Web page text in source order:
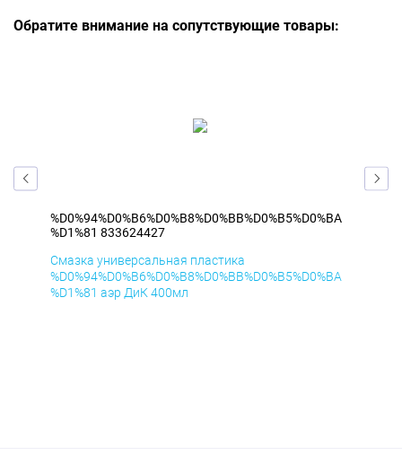
Обратите внимание на сопутствующие товары:
%D0%94%D0%B6%D0%B8%D0%BB%D0%B5%D0%BA
%D1%81 833624427
Смазка универсальная пластика
%D0%94%D0%B6%D0%B8%D0%BB%D0%B5%D0%BA
%D1%81 аэр ДиК 400мл